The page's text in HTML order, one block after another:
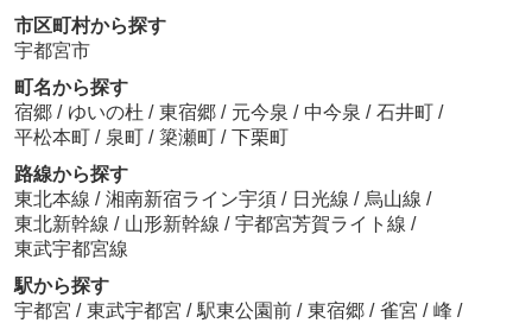
市区町村から探す
宇都宮市
町名から探す
宿郷 / ゆいの杜 / 東宿郷 / 元今泉 / 中今泉 / 石井町 /
平松本町 / 泉町 / 簗瀬町 / 下栗町
路線から探す
東北本線 / 湘南新宿ライン宇須 / 日光線 / 烏山線 /
東北新幹線 / 山形新幹線 / 宇都宮芳賀ライト線 /
東武宇都宮線
駅から探す
宇都宮 / 東武宇都宮 / 駅東公園前 / 東宿郷 / 雀宮 / 峰 /